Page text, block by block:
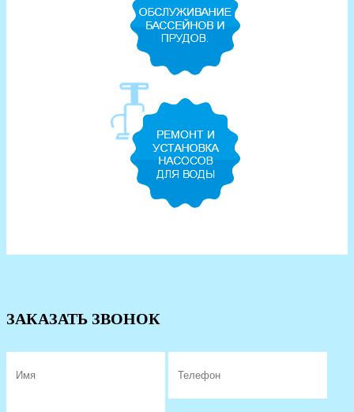
ЗАКАЗАТЬ ЗВОНОК